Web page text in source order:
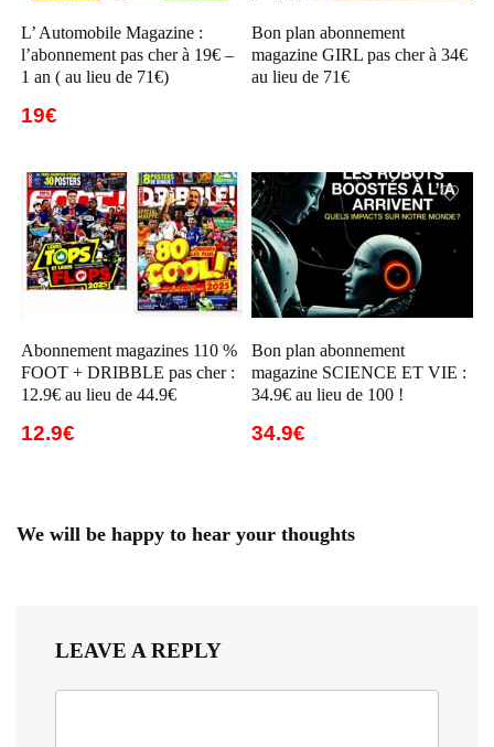
L’ Automobile Magazine :
l’abonnement pas cher à 19€ –
1 an ( au lieu de 71€)
19€
Bon plan abonnement
magazine GIRL pas cher à 34€
au lieu de 71€
Abonnement magazines 110 %
FOOT + DRIBBLE pas cher :
12.9€ au lieu de 44.9€
12.9€
Bon plan abonnement
magazine SCIENCE ET VIE :
34.9€ au lieu de 100 !
34.9€
We will be happy to hear your thoughts
LEAVE A REPLY